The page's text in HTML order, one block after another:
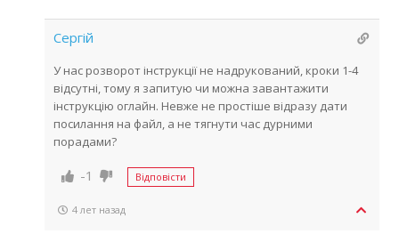
Сергій
У нас розворот інструкції не надрукований, кроки 1-4
відсутні, тому я запитую чи можна завантажити
інструкцію оглайн. Невже не простіше відразу дати
посилання на файл, а не тягнути час дурними
порадами?
-1 Відповісти
4 лет назад